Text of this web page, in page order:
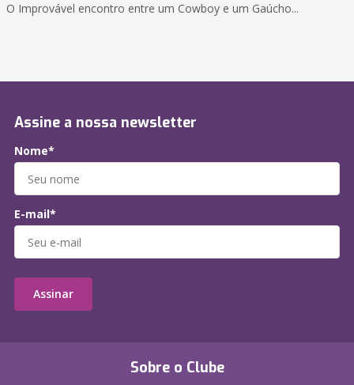
O Improvável encontro entre um Cowboy e um Gaúcho...
Sobre o Clube
Assine a nossa newsletter
Nome*
E-mail*
Assinar